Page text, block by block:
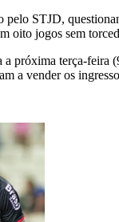
pelo STJD,
oito jogos sem
a próxima terça-
a vender os